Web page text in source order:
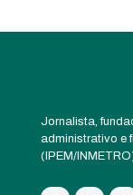
Jornalista,
administrativo e
(IPEM/